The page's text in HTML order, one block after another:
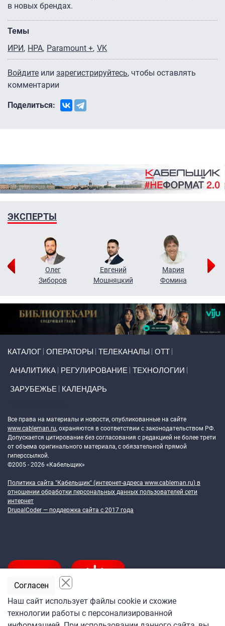
в новых брендах.
Темы
ИРИ
НРА Paramount + VK
Войдите или зарегистрируйтесь, чтобы оставлять
комментарии
Поделиться:
ЭКСПЕРТЫ
Олег
Зиборов
Евгений
Мошняцкий
Мария
Фомина
КАТАЛОГ ОПЕРАТОРЫ ТЕЛЕКАНАЛЫ ОТТ
АНАЛИТИКА РЕГУЛИРОВАНИЕ ТЕХНОЛОГИИ
ЗАРУБЕЖЬЕ КАЛЕНДАРЬ
Все права на материалы и новости, опубликованные на сайте
www.cableman.ru, охраняются в соответствии с законодательством РФ.
Допускается цитирование без согласования с редакцией не более трети
от объема оригинального материала, с обязательной прямой
гиперссылкой.
©2005 - 2026 «Кабельщик»
Политика сайта "Кабельщик" (интернет-адреса www.cableman.ru) в
отношении обработки персональных данных пользователей сети
интернет
DrupalCoder — поддержка сайта c 2017 года
Подпишитесь
Наш сайт использует файлы cookie и схожие
технологии работы с персонализированной
Согласен